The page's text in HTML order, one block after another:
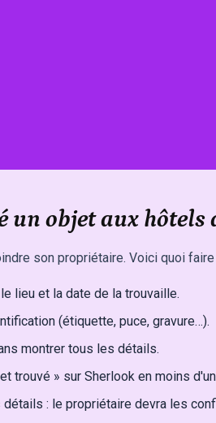
un objet aux hôtels
son propriétaire. Voici quoi
lieu et la date de la trouvaille.
(étiquette, puce, gravure…).
montrer tous les détails.
trouvé » sur Sherlook en moins
: le propriétaire devra les